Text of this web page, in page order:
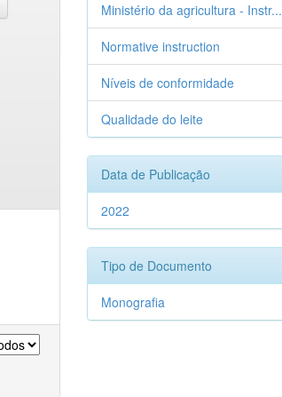
Ministério da agricultura - Instr...
Normative instruction
Níveis de conformidade
Qualidade do leite
Data de Publicação
2022
Tipo de Documento
Monografia